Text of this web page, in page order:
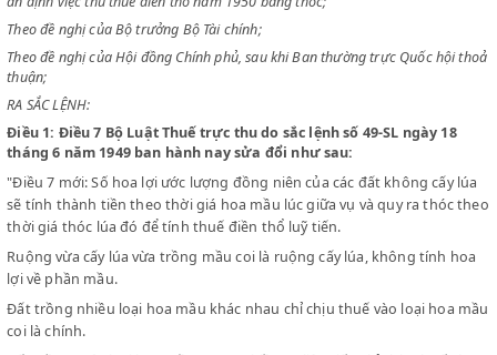
Chiểu sắc lệnh số 146-SL ngày 24 tháng 12 năm 1949 sửa đổi do các
số 96-SL ngày 22 tháng 5 năm 1950 và số 137-SL ngày 19 tháng 9
ấn định việc thu thuế điền thổ năm 1950 bằng thóc;
Theo đề nghị của Bộ trưởng Bộ Tài chính;
Theo đề nghị của Hội đồng Chính phủ, sau khi Ban thường trực Quốc
thuận;
RA SẮC LỆNH:
Điều 1:Điều 7 Bộ Luật Thuế trực thu do sắc lệnh số 49-SL ngày
tháng 6 năm 1949 ban hành nay sửa đổi như sau:
"Điều 7 mới: Số hoa lợi ước lượng đồng niên của các đất không
sẽ tính thành tiền theo thời giá hoa mầu lúc giữa vụ và quy ra
thời giá thóc lúa đó để tính thuế điền thổ luỹ tiến.